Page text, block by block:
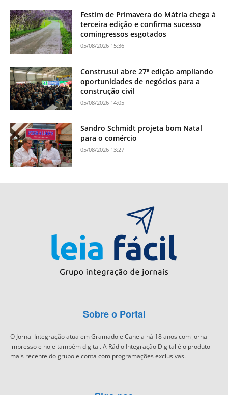
Festim de Primavera do Mátria chega à
terceira edição e confirma sucesso
comingressos esgotados
05/08/2026 15:36
Construsul abre 27ª edição ampliando
oportunidades de negócios para a
construção civil
05/08/2026 14:05
Sandro Schmidt projeta bom Natal
para o comércio
05/08/2026 13:27
Sobre o Portal
O Jornal Integração atua em Gramado e Canela há 18 anos com jornal
impresso e hoje também digital. A Rádio Integração Digital é o produto
mais recente do grupo e conta com programações exclusivas.